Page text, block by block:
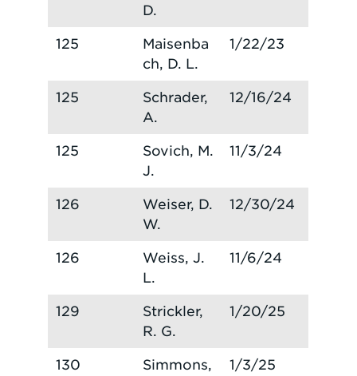
D.
125
Maisenba
ch, D. L.
1/22/23
125
Schrader,
A.
12/16/24
125
Sovich, M.
J.
11/3/24
126
Weiser, D.
W.
12/30/24
126
Weiss, J.
L.
11/6/24
129
Strickler,
R. G.
1/20/25
130
Simmons,
1/3/25